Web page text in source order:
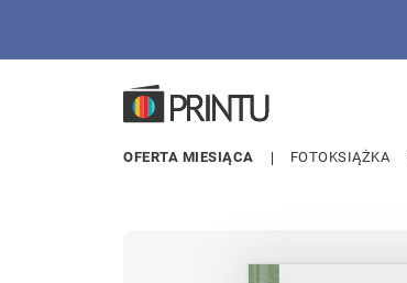
OFERTA MIESIĄCA FOTOKSIĄŻKA